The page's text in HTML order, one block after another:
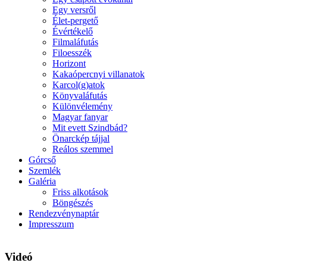
Egy versről
Élet-pergető
Évértékelő
Filmaláfutás
Filoesszék
Horizont
Kakaópercnyi villanatok
Karcol(g)atok
Könyvaláfutás
Különvélemény
Magyar fanyar
Mit evett Szindbád?
Önarckép tájjal
Reálos szemmel
Górcső
Szemlék
Galéria
Friss alkotások
Böngészés
Rendezvénynaptár
Impresszum
Videó